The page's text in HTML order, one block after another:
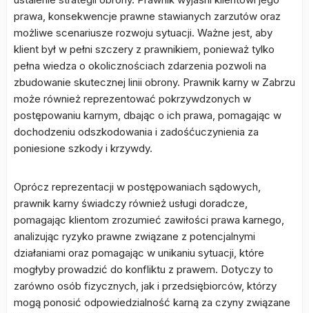
prawa, konsekwencje prawne stawianych zarzutów oraz
możliwe scenariusze rozwoju sytuacji. Ważne jest, aby
klient był w pełni szczery z prawnikiem, ponieważ tylko
pełna wiedza o okolicznościach zdarzenia pozwoli na
zbudowanie skutecznej linii obrony. Prawnik karny w Zabrzu
może również reprezentować pokrzywdzonych w
postępowaniu karnym, dbając o ich prawa, pomagając w
dochodzeniu odszkodowania i zadośćuczynienia za
poniesione szkody i krzywdy.
Oprócz reprezentacji w postępowaniach sądowych,
prawnik karny świadczy również usługi doradcze,
pomagając klientom zrozumieć zawiłości prawa karnego,
analizując ryzyko prawne związane z potencjalnymi
działaniami oraz pomagając w unikaniu sytuacji, które
mogłyby prowadzić do konfliktu z prawem. Dotyczy to
zarówno osób fizycznych, jak i przedsiębiorców, którzy
mogą ponosić odpowiedzialność karną za czyny związane